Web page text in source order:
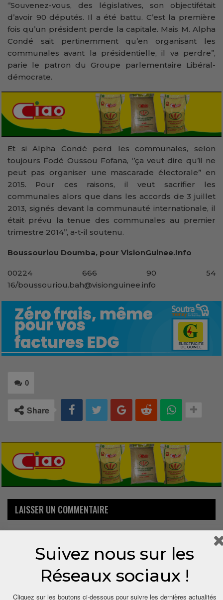
‘’Souvenez-vous, des législatives, son objectifétait
d’avoir 90 députés. Il a été battu. C’est la première
fois qu’un président perde la capitale. Mais M. Alpha
Condé sait pertinemment qu’en organisant les
communales avant la présidentielle, il va perdre’’,
parie le patron du Groupe parlementaire Libéral-
démocrate.
Et si Alpha Condé perd les communales, selon
toujours Fodé Oussou Fofana, ‘’ça veut dire qu’il ne
peut pas organiser une mascarade électorale’’ en
2015. Pour ces raisons, il veut sacrifier les
communales alors que dans les accords de 3 juillet
2013, signés devant la communauté internationale, il
était prévu la tenue des communales au premier
trimestre 2014’’, a-t-il soutenu.
Boussouriou Doumba, pour VisionGuinee.Info
00224 666 90 54
16/boussouriou.bah@visionguinee.info
0
Share
LAISSER UN COMMENTAIRE
Votre adresse email ne sera pas publiée.
Suivez nous sur les
Réseaux sociaux !
Cliquez sur les boutons ci-dessous pour suivre les dernières actualités